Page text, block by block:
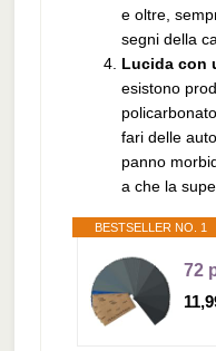
e oltre,
segni della
Lucida con
esistono
fari delle
panno
a che la
BESTSELLER NO. 1